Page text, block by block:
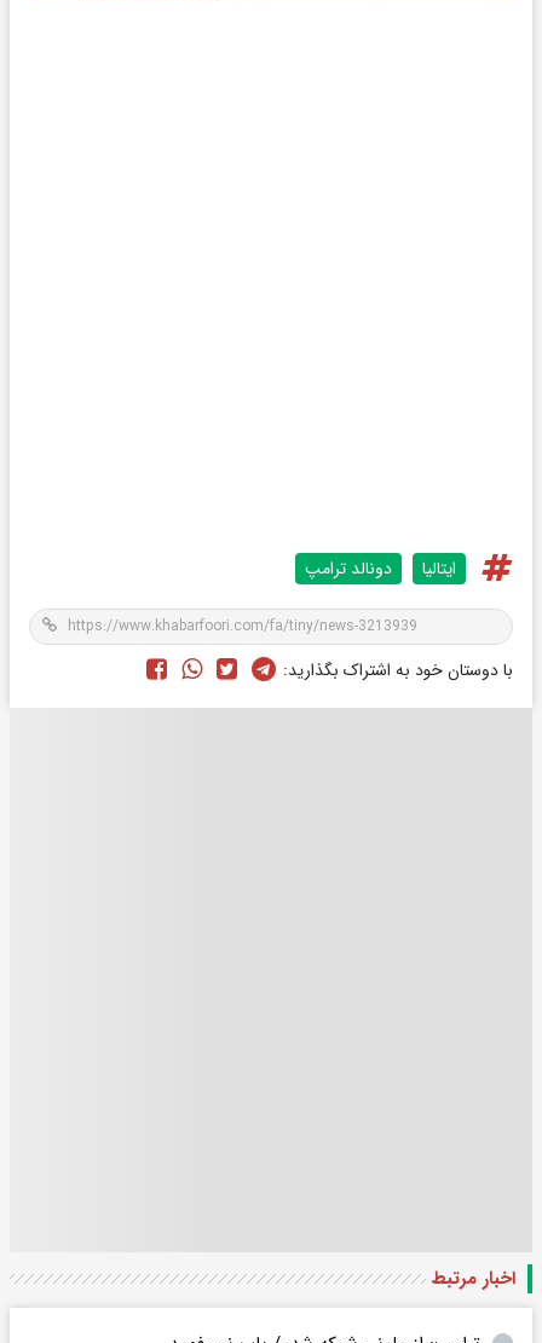
ایتالیا دونالد ترامپ
با دوستان خود به اشتراک بگذارید:
اخبار مرتبط